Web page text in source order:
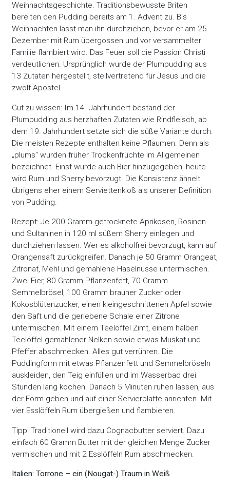
Weihnachtsgeschichte. Traditionsbewusste Briten
bereiten den Pudding bereits am 1. Advent zu. Bis
Weihnachten lässt man ihn durchziehen, bevor er am 25.
Dezember mit Rum übergossen und vor versammelter
Familie flambiert wird. Das Feuer soll die Passion Christi
verdeutlichen. Ursprünglich wurde der Plumpudding aus
13 Zutaten hergestellt, stellvertretend für Jesus und die
zwölf Apostel.
Gut zu wissen: Im 14. Jahrhundert bestand der
Plumpudding aus herzhaften Zutaten wie Rindfleisch, ab
dem 19. Jahrhundert setzte sich die süße Variante durch.
Die meisten Rezepte enthalten keine Pflaumen. Denn als
„plums“ wurden früher Trockenfrüchte im Allgemeinen
bezeichnet. Einst wurde auch Bier hinzugegeben, heute
wird Rum und Sherry bevorzugt. Die Konsistenz ähnelt
übrigens eher einem Serviettenkloß als unserer Definition
von Pudding.
Rezept: Je 200 Gramm getrocknete Aprikosen, Rosinen
und Sultaninen in 120 ml süßem Sherry einlegen und
durchziehen lassen. Wer es alkoholfrei bevorzugt, kann auf
Orangensaft zurückgreifen. Danach je 50 Gramm Orangeat,
Zitronat, Mehl und gemahlene Haselnüsse untermischen.
Zwei Eier, 80 Gramm Pflanzenfett, 70 Gramm
Semmelbrösel, 100 Gramm brauner Zucker oder
Kokosblütenzucker, einen kleingeschnittenen Apfel sowie
den Saft und die geriebene Schale einer Zitrone
untermischen. Mit einem Teelöffel Zimt, einem halben
Teelöffel gemahlener Nelken sowie etwas Muskat und
Pfeffer abschmecken. Alles gut verrühren. Die
Puddingform mit etwas Pflanzenfett und Semmelbröseln
auskleiden, den Teig einfüllen und im Wasserbad drei
Stunden lang kochen. Danach 5 Minuten ruhen lassen, aus
der Form geben und auf einer Servierplatte anrichten. Mit
vier Esslöffeln Rum übergießen und flambieren.
Tipp: Traditionell wird dazu Cognacbutter serviert. Dazu
einfach 60 Gramm Butter mit der gleichen Menge Zucker
vermischen und mit 2 Esslöffeln Rum abschmecken.
Italien: Torrone – ein (Nougat-) Traum in Weiß